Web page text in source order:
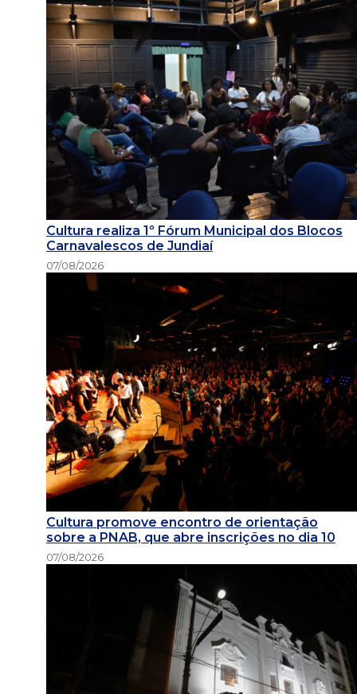
Cultura realiza 1º Fórum Municipal dos Blocos
Carnavalescos de Jundiaí
07/08/2026
Cultura promove encontro de orientação
sobre a PNAB, que abre inscrições no dia 10
07/08/2026